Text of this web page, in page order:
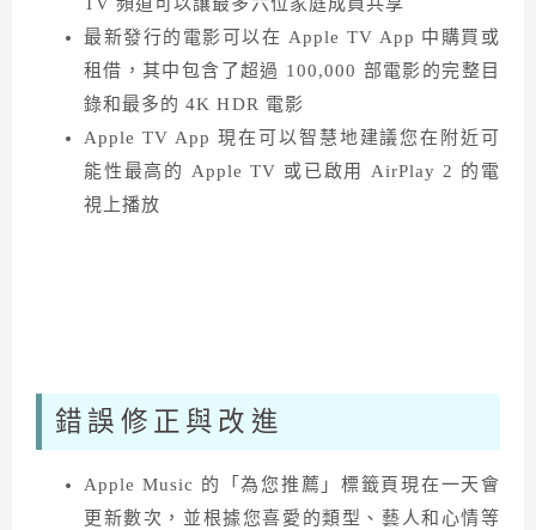
最新發行的電影可以在 Apple TV App 中購買或
租借，其中包含了超過 100,000 部電影的完整目
錄和最多的 4K HDR 電影
Apple TV App 現在可以智慧地建議您在附近可
能性最高的 Apple TV 或已啟用 AirPlay 2 的電
視上播放
錯誤修正與改進
Apple Music 的「為您推薦」標籤頁現在一天會
更新數次，並根據您喜愛的類型、藝人和心情等